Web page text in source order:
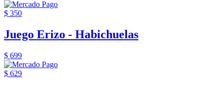
$ 350
Juego Erizo - Habichuelas
$ 699
$ 629